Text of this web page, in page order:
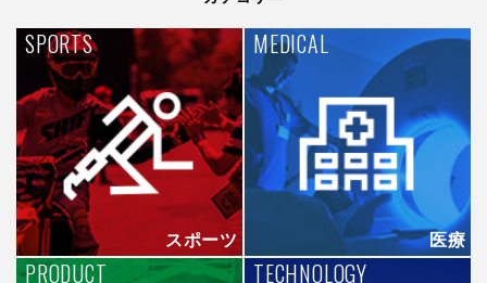
スポーツ
SPORTS
医療
MEDICAL
PRODUCT TECHNOLOGY